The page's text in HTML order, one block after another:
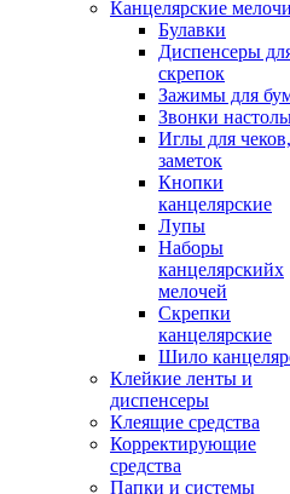
Канцелярские мелочи
Булавки
Диспенсеры
скрепок
Зажимы для
Звонки
Иглы для чеков,
заметок
Кнопки
канцелярские
Лупы
Наборы
канцелярскийх
мелочей
Скрепки
канцелярские
Шило
Клейкие ленты и
диспенсеры
Клеящие средства
Корректирующие
средства
Папки и системы